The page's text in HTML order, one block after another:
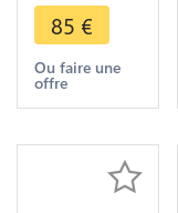
Mutsuhito
An 43 1910
Silver - Faire
Offre
85 €
Ou faire une
offre